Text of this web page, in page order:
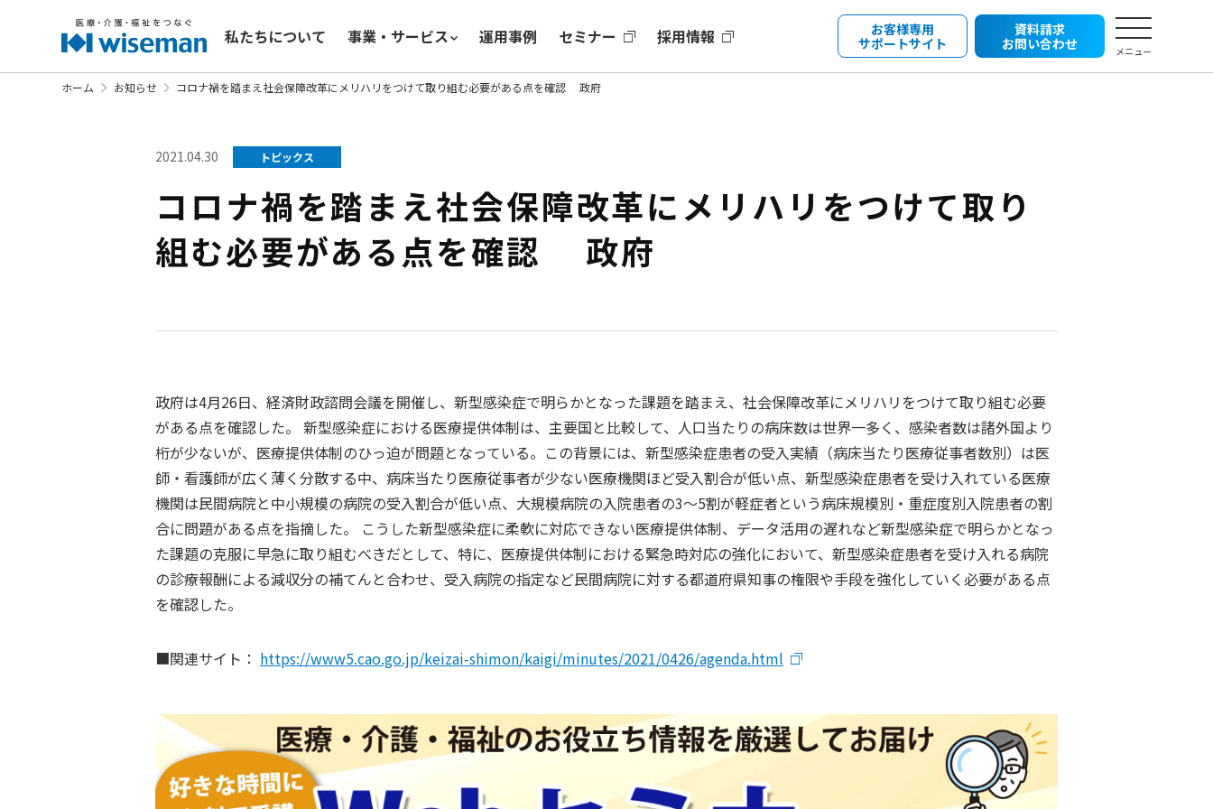
私たちについて 事業・サービス 運用事例 セミナー 採用情報
お客様専用
サポートサイト
資料請求
お問い合わせ
メニュー
ホーム お知らせ コロナ禍を踏まえ社会保障改革にメリハリをつけて取り組む必要がある点を確認 政府
2021.04.30 トピックス
コロナ禍を踏まえ社会保障改革にメリハリをつけて取り
組む必要がある点を確認 政府
政府は4月26日、経済財政諮問会議を開催し、新型感染症で明らかとなった課題を踏まえ、社会保障改革にメリハリをつけて取り組む必要
がある点を確認した。 新型感染症における医療提供体制は、主要国と比較して、人口当たりの病床数は世界一多く、感染者数は諸外国より
桁が少ないが、医療提供体制のひっ迫が問題となっている。この背景には、新型感染症患者の受入実績（病床当たり医療従事者数別）は医
師・看護師が広く薄く分散する中、病床当たり医療従事者が少ない医療機関ほど受入割合が低い点、新型感染症患者を受け入れている医療
機関は民間病院と中小規模の病院の受入割合が低い点、大規模病院の入院患者の3～5割が軽症者という病床規模別・重症度別入院患者の割
合に問題がある点を指摘した。 こうした新型感染症に柔軟に対応できない医療提供体制、データ活用の遅れなど新型感染症で明らかとなっ
た課題の克服に早急に取り組むべきだとして、特に、医療提供体制における緊急時対応の強化において、新型感染症患者を受け入れる病院
の診療報酬による減収分の補てんと合わせ、受入病院の指定など民間病院に対する都道府県知事の権限や手段を強化していく必要がある点
を確認した。
■関連サイト： https://www5.cao.go.jp/keizai-shimon/kaigi/minutes/2021/0426/agenda.html